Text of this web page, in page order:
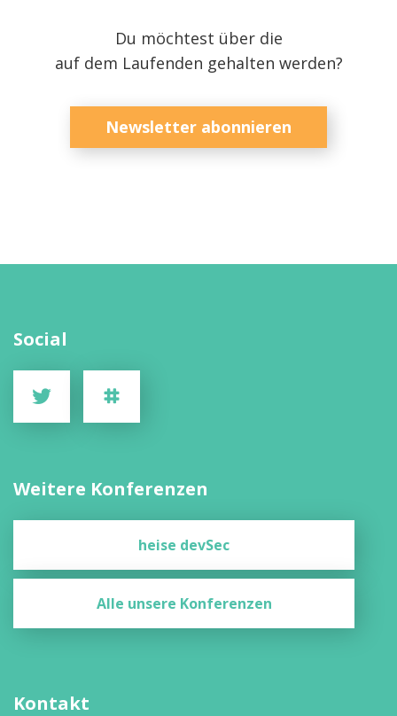
Du möchtest über die
auf dem Laufenden gehalten werden?
Newsletter abonnieren
Social
Weitere Konferenzen
heise devSec
Alle unsere Konferenzen
Kontakt